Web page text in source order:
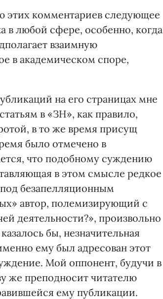
этих комментариев следующее
в любой сфере, особенно, когда
взаимную
в академическом споре,
на его страницах мне
в «ЗН», как правило,
в то же время присущ
было отмечено в
что подобному суждению
в этом смысле редкое
безапелляционным
автор, полемизирующий с
деятельности?», произвольно
бы, незначительная
ему был адресован этот
Мой оппонент, будучи в
же преподносит читателю
ему публикации.